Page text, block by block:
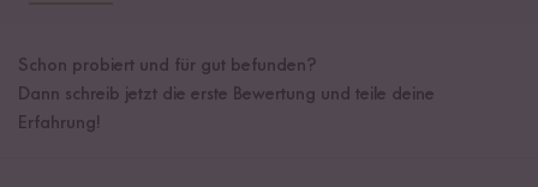
Schon probiert und für gut befunden?
Dann schreib jetzt die erste Bewertung und teile deine
Erfahrung!